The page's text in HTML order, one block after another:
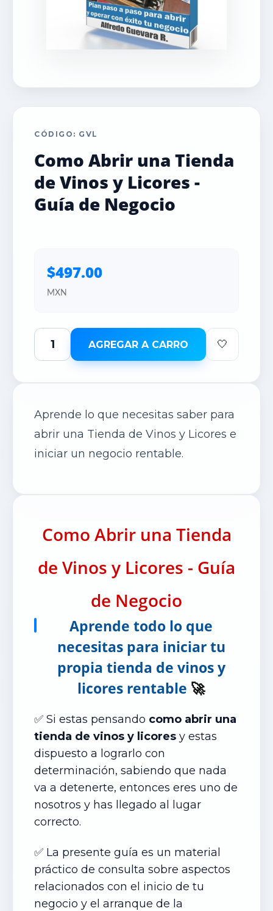
CÓDIGO: GVL
Como Abrir una Tienda
de Vinos y Licores -
Guía de Negocio
$497.00
MXN
AGREGAR A CARRO 🤍
Aprende lo que necesitas saber para
abrir una Tienda de Vinos y Licores e
iniciar un negocio rentable.
Como Abrir una Tienda
de Vinos y Licores - Guía
de Negocio
Aprende todo lo que
necesitas para iniciar tu
propia tienda de vinos y
licores rentable 🚀
✅ Si estas pensando como abrir una
tienda de vinos y licores y estas
dispuesto a lograrlo con
determinación, sabiendo que nada
va a detenerte, entonces eres uno de
nosotros y has llegado al lugar
correcto.
✅ La presente guía es un material
práctico de consulta sobre aspectos
relacionados con el inicio de tu
negocio y el arranque de la